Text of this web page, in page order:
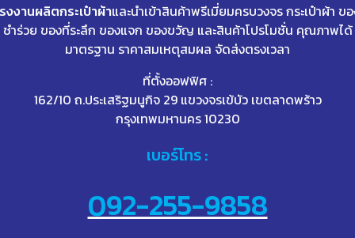
งงานผลิตกระเป๋าผ้าและนำเข้าสินค้าพรีเมี่ยมครบวงจร กระเป๋าผ้า ข
ชำร่วย ของที่ระลึก ของแจก ของขวัญ และสินค้าโปรโมชั่น คุณภาพได้
มาตรฐาน ราคาสมเหตุสมผล จัดส่งตรงเวลา
ที่ตั้งออฟฟิศ :
162/10 ถ.ประเสริฐมนูกิจ 29 แขวงจรเข้บัว เขตลาดพร้าว
กรุงเทพมหานคร 10230
เบอร์โทร :
092-255-9858